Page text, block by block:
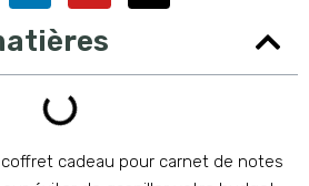
cadeau pour carnet de notes